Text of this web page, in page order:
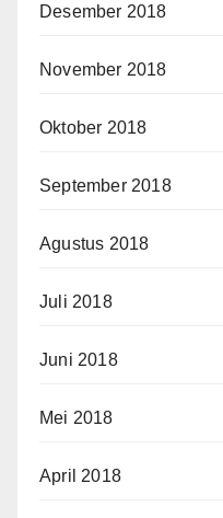
Desember 2018
November 2018
Oktober 2018
September 2018
Agustus 2018
Juli 2018
Juni 2018
Mei 2018
April 2018